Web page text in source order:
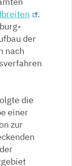
.
der
nach
die
einer
zur